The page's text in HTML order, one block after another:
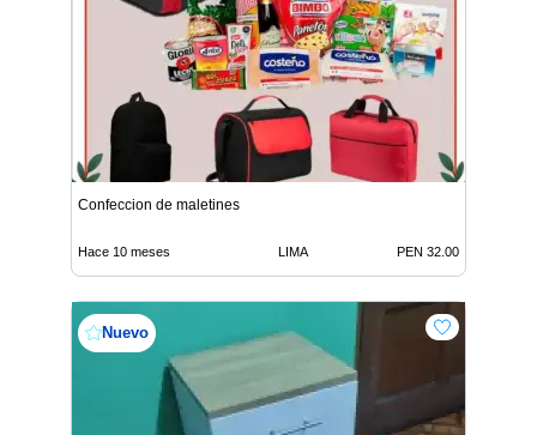
Confeccion de maletines
Hace 10 meses LIMA PEN 32.00
Nuevo